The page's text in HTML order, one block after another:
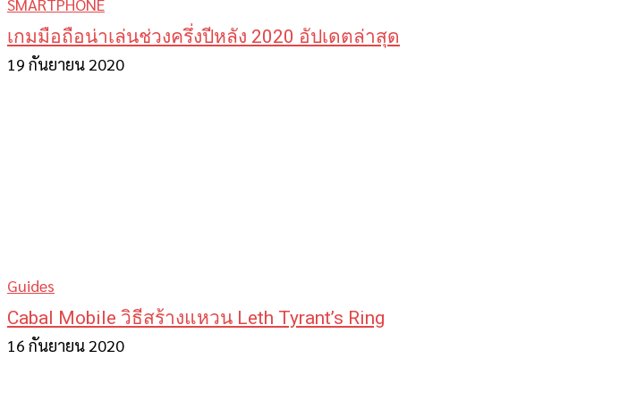
เกมมือถือน่าเล่นช่วงครึ่งปีหลัง 2020 อัปเดตล่าสุด
19 กันยายน 2020
Guides
Cabal Mobile วิธีสร้างแหวน Leth Tyrant’s Ring
16 กันยายน 2020